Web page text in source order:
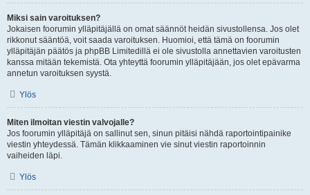
Miksi sain varoituksen?
Jokaisen foorumin ylläpitäjällä on omat säännöt heidän sivustollensa. Jos olet
rikkonut sääntöä, voit saada varoituksen. Huomioi, että tämä on foorumin
ylläpitäjän päätös ja phpBB Limitedillä ei ole sivustolla annettavien varoitusten
kanssa mitään tekemistä. Ota yhteyttä foorumin ylläpitäjään, jos olet epävarma
annetun varoituksen syystä.
Ylös
Miten ilmoitan viestin valvojalle?
Jos foorumin ylläpitäjä on sallinut sen, sinun pitäisi nähdä raportointipainike
viestin yhteydessä. Tämän klikkaaminen vie sinut viestin raportoinnin
vaiheiden läpi.
Ylös